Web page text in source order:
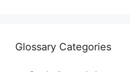
Glossary Categories